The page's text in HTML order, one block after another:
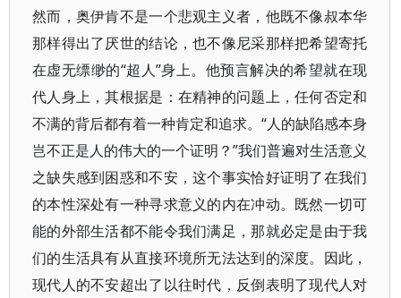
然而，奥伊肯不是一个悲观主义者，他既不像叔本华
那样得出了厌世的结论，也不像尼采那样把希望寄托
在虚无缥缈的“超人”身上。他预言解决的希望就在现
代人身上，其根据是：在精神的问题上，任何否定和
不满的背后都有着一种肯定和追求。“人的缺陷感本身
岂不正是人的伟大的一个证明？”我们普遍对生活意义
之缺失感到困惑和不安，这个事实恰好证明了在我们
的本性深处有一种寻求意义的内在冲动。既然一切可
能的外部生活都不能令我们满足，那就必定是由于我
们的生活具有从直接环境所无法达到的深度。因此，
现代人的不安超出了以往时代，反倒表明了现代人对